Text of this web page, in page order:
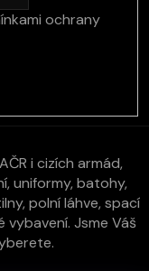
ochrany
i cizích armád,
uniformy, batohy,
polní láhve, spací
Jsme Váš